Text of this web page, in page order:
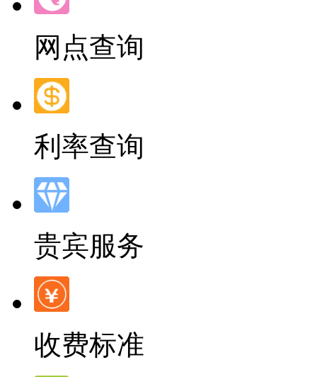
网点查询
利率查询
贵宾服务
收费标准